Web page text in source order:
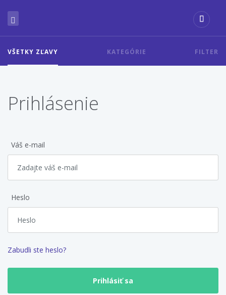
VŠETKY ZĽAVY KATEGÓRIE FILTER
Prihlásenie
Váš e-mail
Heslo
Zabudli ste heslo?